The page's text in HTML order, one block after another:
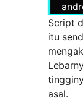
Script
itu
asal.